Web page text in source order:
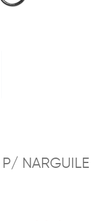
P/ NARGUILE